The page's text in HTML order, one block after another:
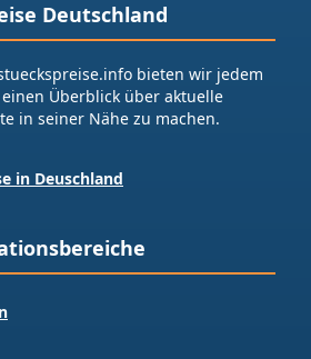
Deutschland
bieten wir jedem
Überblick über aktuelle
in seiner Nähe zu machen.
in Deuschland